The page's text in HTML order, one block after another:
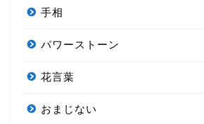
手相
パワーストーン
花言葉
おまじない